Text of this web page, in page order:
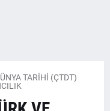
TARİHİ (ÇTDT)